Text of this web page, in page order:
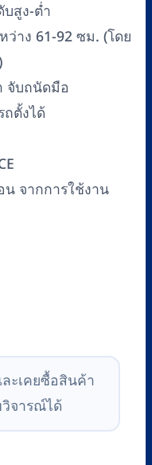
สูง-ต่ำ
ว่าง 61-92 ซม. (โดย
จับถนัดมือ
ตั้งได้
น จากการใช้งาน
ะเคยซื้อสินค้า
จารณ์ได้